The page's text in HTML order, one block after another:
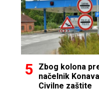
Zbog kolona
načelnik
Civilne zaštite